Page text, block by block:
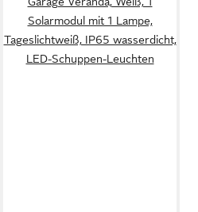
Solarmodul mit 1 Lampe,
Tageslichtweiß, IP65 wasserdicht,
LED-Schuppen-Leuchten